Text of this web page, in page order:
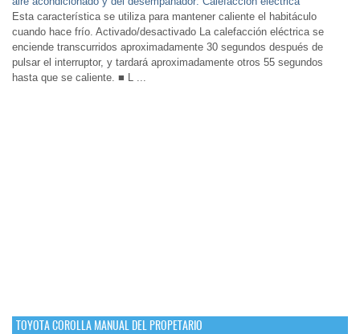
Esta característica se utiliza para mantener caliente el habitáculo
cuando hace frío. Activado/desactivado La calefacción eléctrica se
enciende transcurridos aproximadamente 30 segundos después de
pulsar el interruptor, y tardará aproximadamente otros 55 segundos
hasta que se caliente. ■ L ...
TOYOTA COROLLA MANUAL DEL PROPETARIO